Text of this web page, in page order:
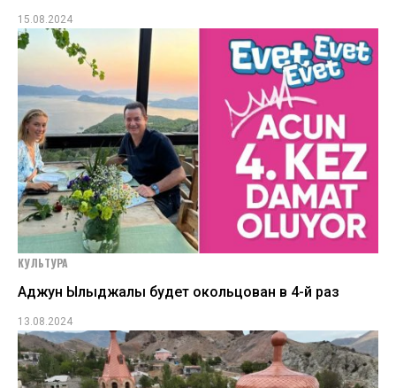
15.08.2024
КУЛЬТУРА
Аджун Ылыджалы будет окольцован в 4-й раз
13.08.2024